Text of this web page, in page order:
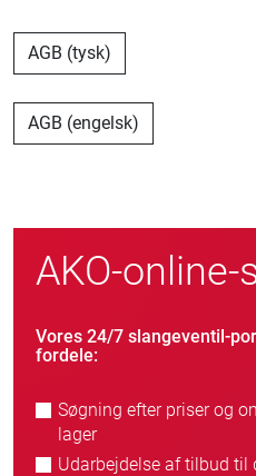
AGB (tysk)
AGB (engelsk)
AKO-online-
Vores 24/7 slangeventil-
fordele:
Søgning efter priser og
lager
Udarbejdelse af tilbud til